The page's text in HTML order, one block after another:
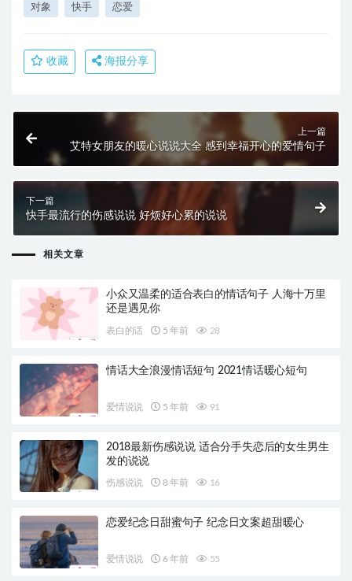
对象 快手 恋爱
收藏 海报分享
上一篇
艾特女朋友的暖心说说大全 感到幸福开心的爱情句子
下一篇
快手最流行的伤感说说 好烦好心累的说说
相关文章
小众又温柔的适合表白的情话句子 人海十万里
还是遇见你
表白的话 5 年前 28
情话大全浪漫情话短句 2021情话暖心短句
爱情说说 5 年前 91
2018最新伤感说说 适合分手失恋后的女生男生
发的说说
伤感说说 8 年前 16
恋爱纪念日甜蜜句子 纪念日文案超甜暖心
爱情说说 6 年前 55